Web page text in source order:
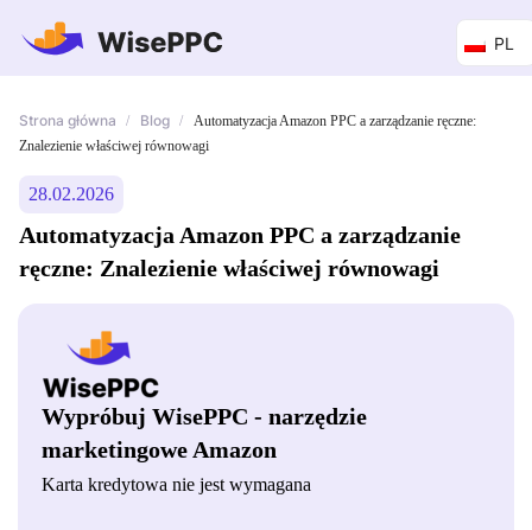
PL
Strona główna / Blog /
Automatyzacja Amazon PPC a zarządzanie ręczne:
Znalezienie właściwej równowagi
28.02.2026
Automatyzacja Amazon PPC a zarządzanie
ręczne: Znalezienie właściwej równowagi
Wypróbuj WisePPC - narzędzie
marketingowe Amazon
Karta kredytowa nie jest wymagana